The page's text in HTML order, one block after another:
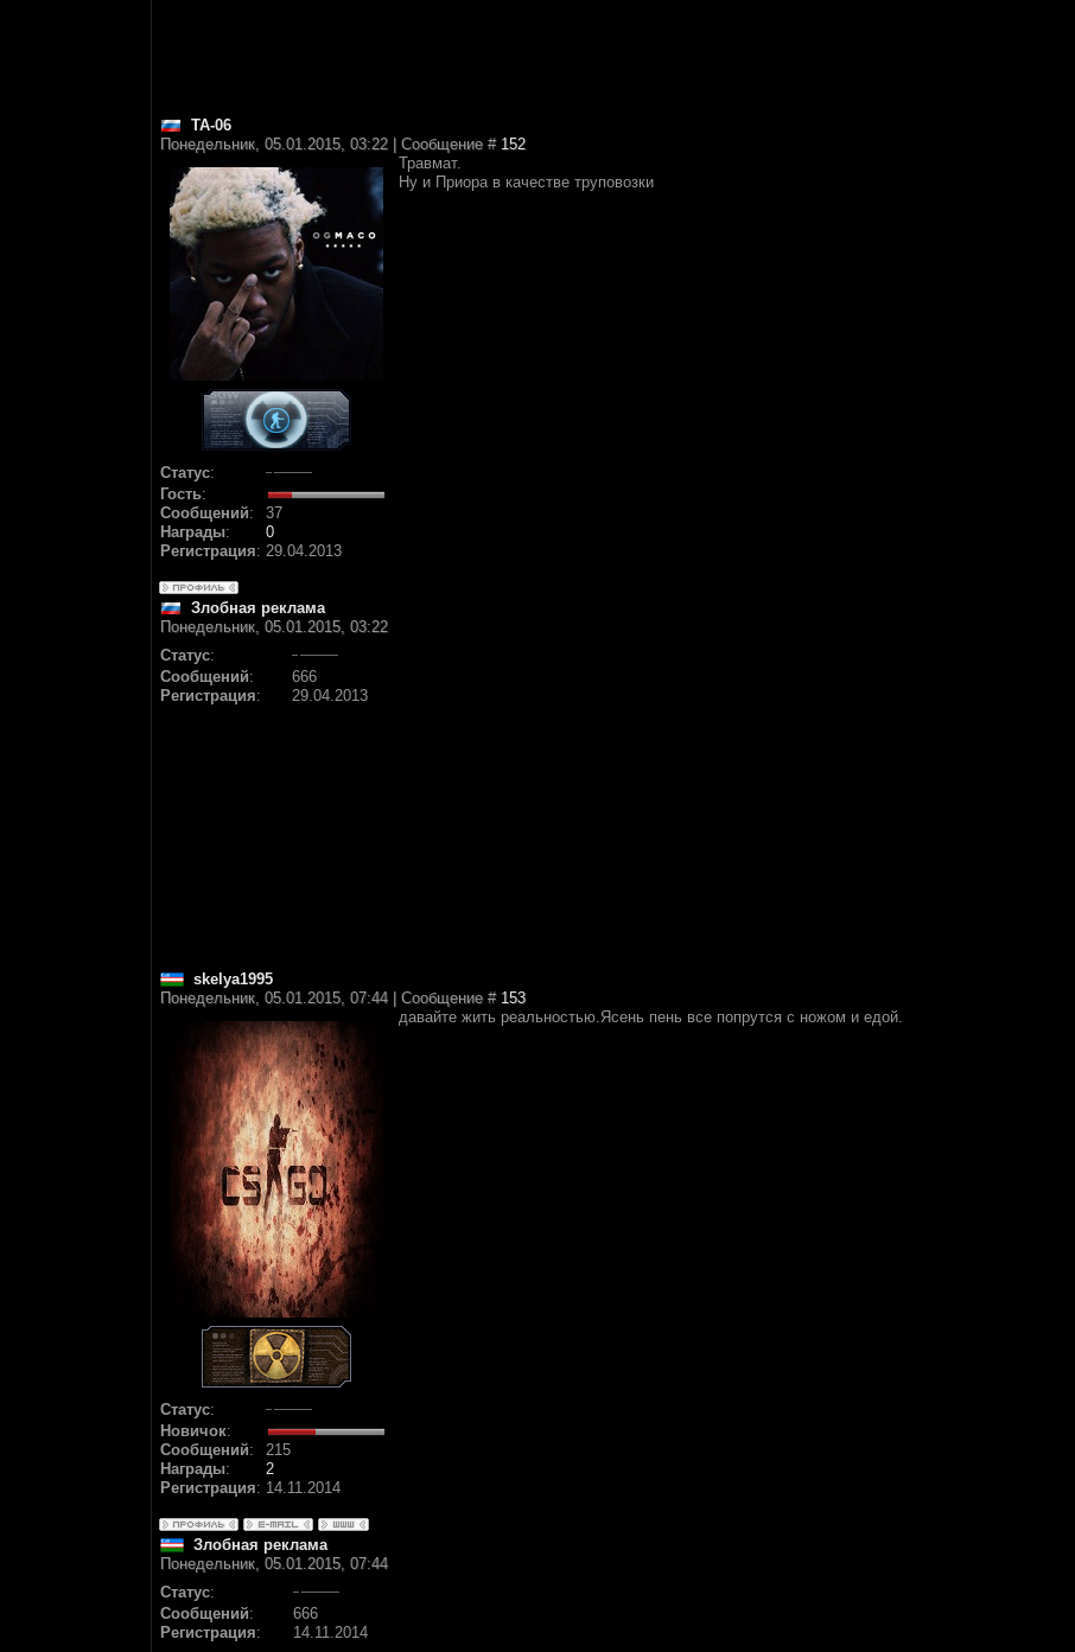
TA-06
Понедельник, 05.01.2015, 03:22 | Сообщение # 152
Статус:
Гость:
Сообщений:
37
Награды:
0
Регистрация: 29.04.2013
Травмат.
Ну и Приора в качестве труповозки
Злобная реклама
Понедельник, 05.01.2015, 03:22
Статус:
Сообщений:
666
Регистрация: 29.04.2013
skelya1995
Понедельник, 05.01.2015, 07:44 | Сообщение # 153
Статус:
Новичок:
Сообщений:
215
Награды:
2
Регистрация: 14.11.2014
давайте жить реальностью.Ясень пень все попрутся с ножом и едой.
Злобная реклама
Понедельник, 05.01.2015, 07:44
Статус:
Сообщений:
666
Регистрация: 14.11.2014